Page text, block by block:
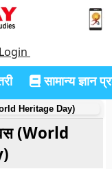
सामान्य ज्ञान
Heritage Day)
(World